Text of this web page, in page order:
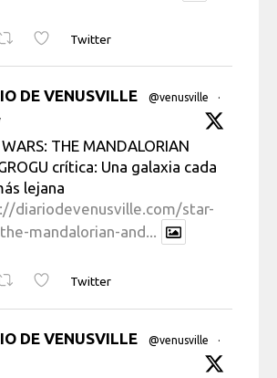
Twitter
DE VENUSVILLE @venusville
·
WARS: THE MANDALORIAN
crítica: Una galaxia cada
lejana
diariodevenusville.com/star-
mandalorian-and...
Twitter
DE VENUSVILLE @venusville
·